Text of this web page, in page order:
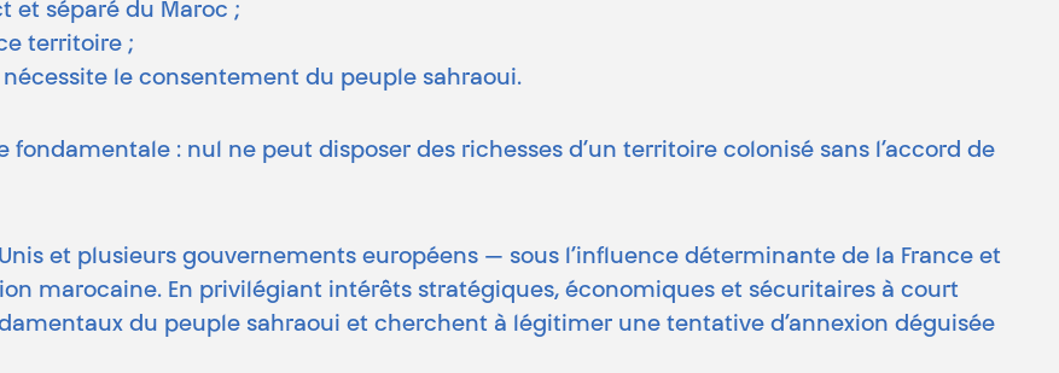
et séparé du Maroc ;
territoire ;
le consentement du peuple sahraoui.
: nul ne peut disposer des richesses d’un territoire colonisé sans l’accord de
et plusieurs gouvernements européens — sous l’influence déterminante de la France et
marocaine. En privilégiant intérêts stratégiques, économiques et sécuritaires à court
du peuple sahraoui et cherchent à légitimer une tentative d’annexion déguisée